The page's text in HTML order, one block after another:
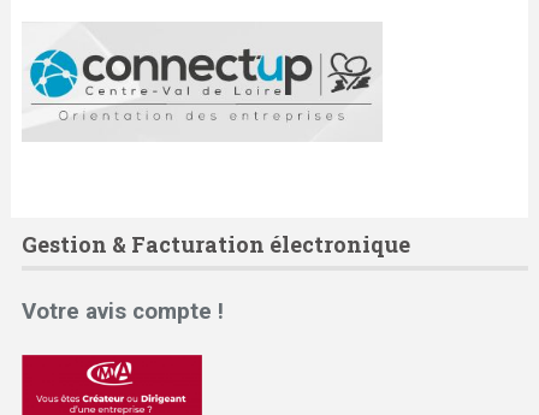
Gestion & Facturation électronique
Votre avis compte !